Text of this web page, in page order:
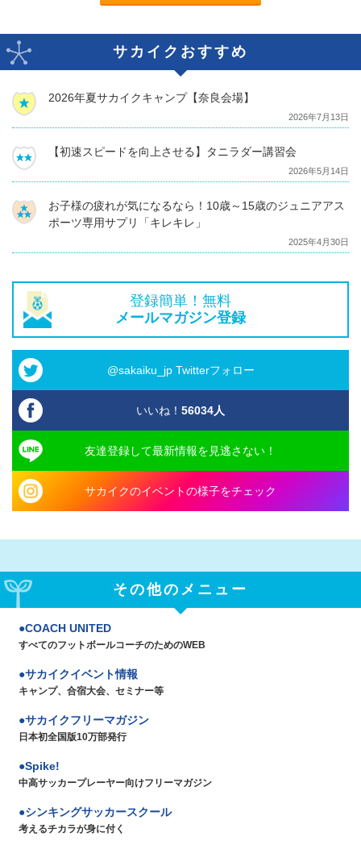
サカイクおすすめ
2026年夏サカイクキャンプ【奈良会場】
2026年7月13日
【初速スピードを向上させる】タニラダー講習会
2026年5月14日
お子様の疲れが気になるなら！10歳～15歳のジュニアアス
ポーツ専用サプリ「キレキレ」
2025年4月30日
登録簡単！無料
メールマガジン登録
@sakaiku_jp Twitterフォロー
いいね！ 56034人
友達登録して最新情報を見逃さない！
サカイクのイベントの様子をチェック
その他のメニュー
COACH UNITED
すべてのフットボールコーチのためのWEB
サカイクイベント情報
キャンプ、合宿大会、セミナー等
サカイクフリーマガジン
日本初全国版10万部発行
Spike!
中高サッカープレーヤー向けフリーマガジン
シンキングサッカースクール
考えるチカラが身に付く